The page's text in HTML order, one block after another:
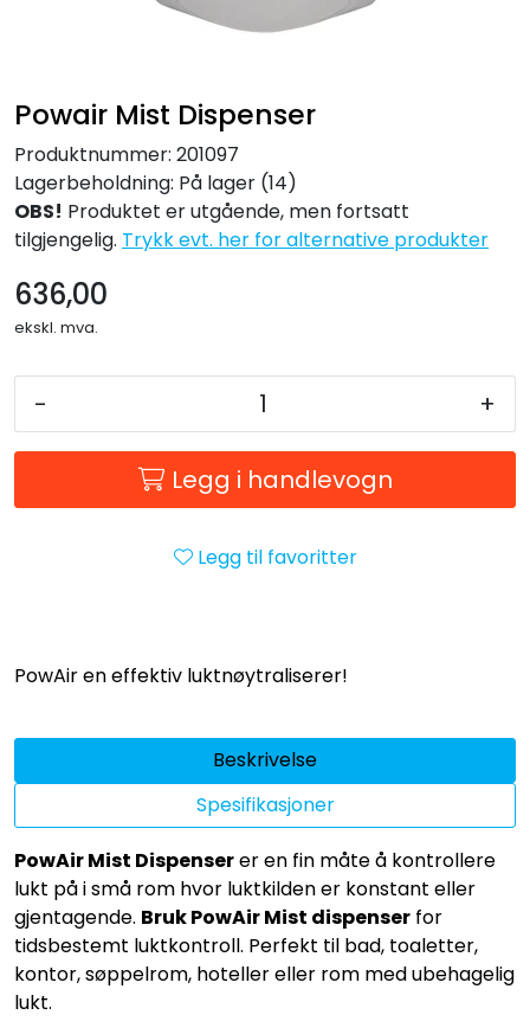
Powair Mist Dispenser
Produktnummer: 201097
Lagerbeholdning: På lager (14)
OBS! Produktet er utgående, men fortsatt
tilgjengelig. Trykk evt. her for alternative produkter
636,00
ekskl. mva.
- +
Legg i handlevogn
Legg til favoritter
PowAir en effektiv luktnøytraliserer!
Beskrivelse
Spesifikasjoner
PowAir Mist Dispenserer en fin måte å kontrollere
lukt på i små rom hvor luktkilden er konstant eller
gjentagende. Bruk PowAir Mist dispenser for
tidsbestemt luktkontroll. Perfekt til bad, toaletter,
kontor, søppelrom, hoteller eller rom med ubehagelig
lukt.